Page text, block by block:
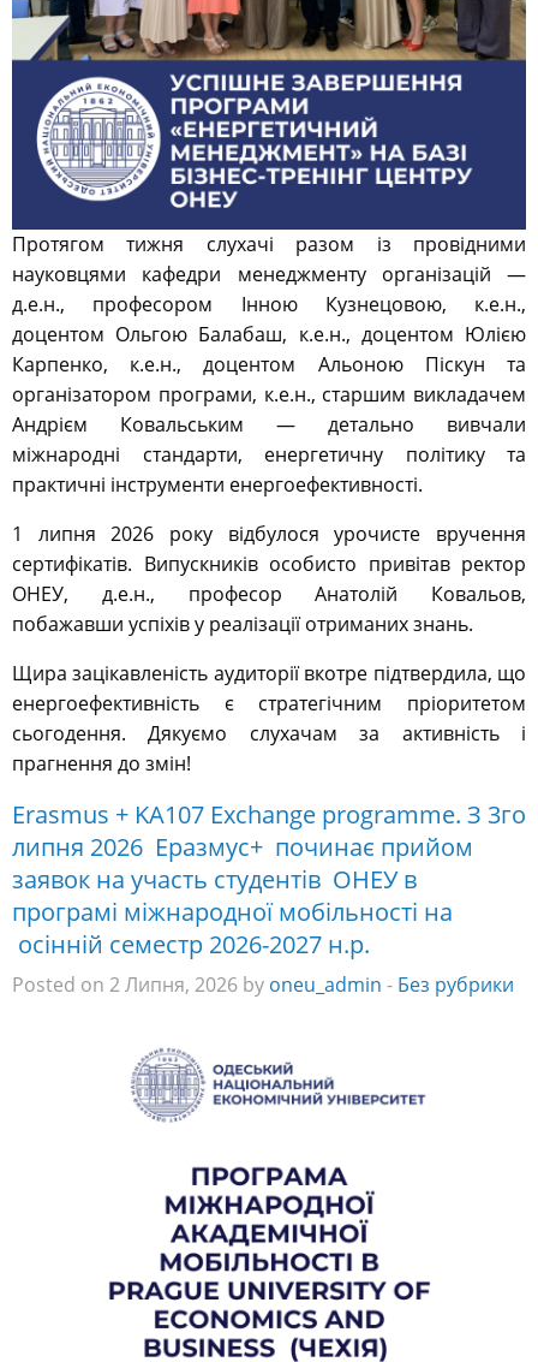
Протягом тижня слухачі разом із провідними
науковцями кафедри менеджменту організацій —
д.е.н., професором Інною Кузнецовою, к.е.н.,
доцентом Ольгою Балабаш, к.е.н., доцентом Юлією
Карпенко, к.е.н., доцентом Альоною Піскун та
організатором програми, к.е.н., старшим викладачем
Андрієм Ковальським — детально вивчали
міжнародні стандарти, енергетичну політику та
практичні інструменти енергоефективності.
1 липня 2026 року відбулося урочисте вручення
сертифікатів. Випускників особисто привітав ректор
ОНЕУ, д.е.н., професор Анатолій Ковальов,
побажавши успіхів у реалізації отриманих знань.
Щира зацікавленість аудиторії вкотре підтвердила, що
енергоефективність є стратегічним пріоритетом
сьогодення. Дякуємо слухачам за активність і
прагнення до змін!
Erasmus + KA107 Exchange programme. З 3го
липня 2026 Еразмус+ починає прийом
заявок на участь студентів ОНЕУ в
програмі міжнародної мобільності на
осінній семестр 2026-2027 н.р.
Posted on 2 Липня, 2026 by oneu_admin - Без рубрики